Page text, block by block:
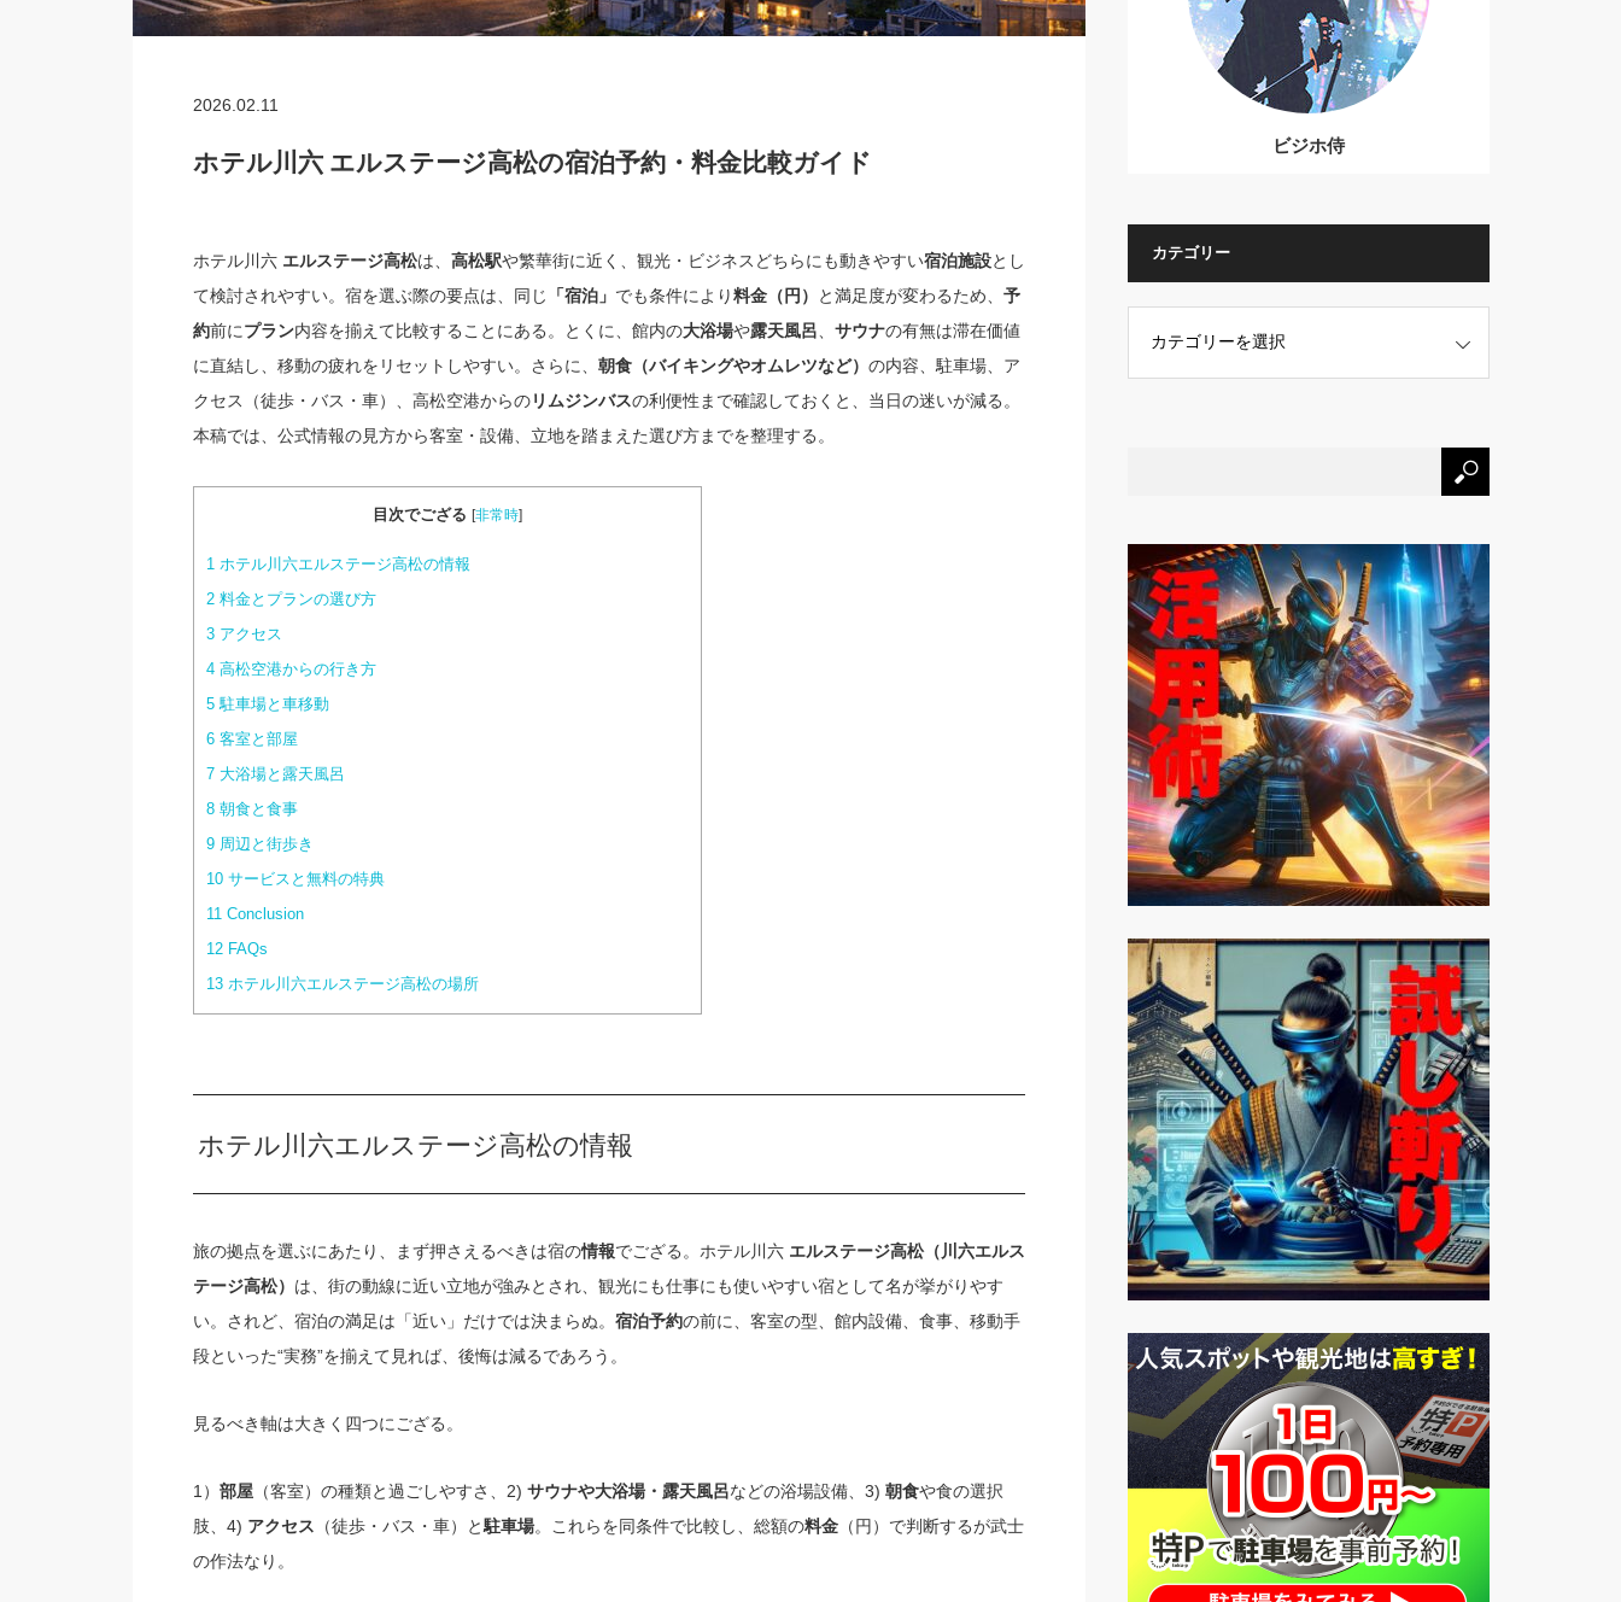
2026.02.11
ホテル川六 エルステージ高松の宿泊予約・料金比較ガイド
ホテル川六 エルステージ高松は、 高松駅や繁華街に近く、観光・ビジネスどちらにも動きやすい宿泊施設とし
て検討されやすい。宿を選ぶ際の要点は、同じ 「宿泊」 でも条件により 料金（円） と満足度が変わるため、 予
約前に プラン内容を揃えて比較することにある。とくに、館内の大浴場や露天風呂 サウナの有無は滞在価値
に直結し、移動の疲れをリセットしやすい。さらに、 朝食（バイキングやオムレツなど） の内容、駐車場、ア
クセス（徒歩・バス・車）、高松空港からのリムジンバスの利便性まで確認しておくと、当日の迷いが減る。
本稿では、公式情報の見方から客室・設備、立地を踏まえた選び方までを整理する。
目次でござる [非常時]
1ホテル川六エルステージ高松の情報
2料金とプランの選び方
3アクセス
4高松空港からの行き方
5駐車場と車移動
6客室と部屋
7大浴場と露天風呂
8朝食と食事
9周辺と街歩き
10サービスと無料の特典
11Conclusion
12FAQs
13ホテル川六エルステージ高松の場所
ホテル川六エルステージ高松の情報
旅の拠点を選ぶにあたり、まず押さえるべきは宿の情報でござる。ホテル川六 エルステージ高松（川六エルス
テージ高松） は、街の動線に近い立地が強みとされ、観光にも仕事にも使いやすい宿として名が挙がりやす
い。されど、宿泊の満足は「近い」だけでは決まらぬ。 宿泊予約の前に、客室の型、館内設備、食事、移動手
段といった“実務”を揃えて見れば、後悔は減るであろう。
見るべき軸は大きく四つにござる。
1） 部屋（客室）の種類と過ごしやすさ、2) サウナや大浴場・露天風呂などの浴場設備、3) 朝食や食の選択
肢、4) アクセス （徒歩・バス・車）と駐車場。これらを同条件で比較し、総額の料金（円）で判断するが武士
の作法なり。
ビジホ侍
カテゴリー